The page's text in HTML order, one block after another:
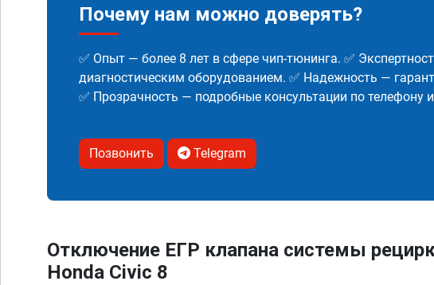
Почему нам можно доверять?
✅ Опыт — более 8 лет в сфере чип-тюнинга. ✅
диагностическим оборудованием. ✅ Надежность —
✅ Прозрачность — подробные консультации по телефону
Позвонить Telegram
Отключение ЕГР клапана системы
Honda Civic 8